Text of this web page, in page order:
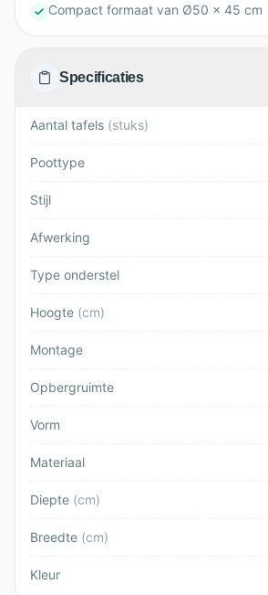
Compact formaat van Ø50 x 45 cm
Specificaties
Aantal tafels (stuks)
Poottype
Stijl
Afwerking
Type onderstel
Hoogte (cm)
Montage
Opbergruimte
Vorm
Materiaal
Diepte (cm)
Breedte (cm)
Kleur